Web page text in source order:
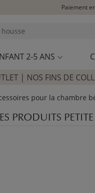
Paiement
2-5 ANS
| NOS FINS DE
pour la chambre
PRODUITS